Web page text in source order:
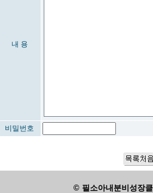
내 용
비밀번호
© 필소아내분비성장